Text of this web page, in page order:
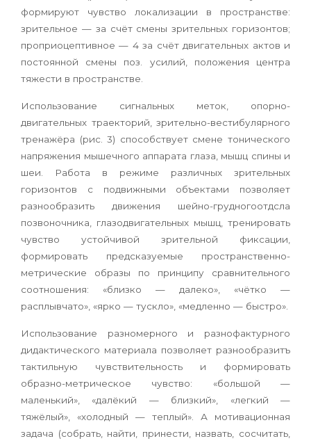
формируют чувство локализации в пространстве:
зрительное — за счёт смены зрительных горизонтов;
проприоцептивное — 4 за счёт двигательных актов и
постоянной смены поз. усилий, положения центра
тяжести в пространстве.
Использование сигнальных меток, опорно-
двигательных траекторий, зрительно-вестибулярного
тренажёра (рис. 3) способствует смене тонического
напряжения мышечного аппарата глаза, мышц спины и
шеи. Работа в режиме различных зрительных
горизонтов с подвижными объектами позволяет
разнообразить движения шейно-грудногоотдсла
позвоночника, глазодвигательных мышц, тренировать
чувство устойчивой зрительной фиксации,
формировать предсказуемые пространственно-
метрические образы по принципу сравнительного
соотношения: «близко — далеко», «чётко —
расплывчато», «ярко — тускло», «медленно — быстро».
Использование разномерного и разнофактурного
дидактического материала позволяет разнообразитъ
тактильную чувствительность и формировать
образно-метрическое чувство: «большой —
маленький», «далёкий — близкий», «легкий —
тяжёлый», «холодный — теплый». А мотивационная
задача (собрать, найти, принести, назвать, сосчитать,